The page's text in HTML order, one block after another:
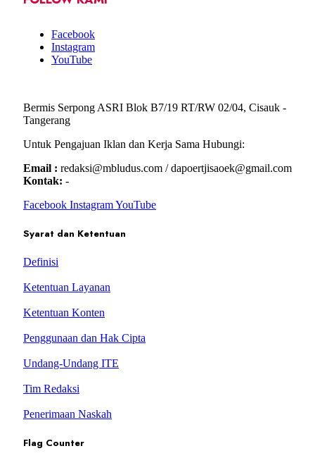
Facebook
Instagram
YouTube
Bermis Serpong ASRI Blok B7/19 RT/RW 02/04, Cisauk -
Tangerang
Untuk Pengajuan Iklan dan Kerja Sama Hubungi:
Email : redaksi@mbludus.com / dapoertjisaoek@gmail.com
Kontak: -
Facebook InstagramYouTube
Syarat dan Ketentuan
Definisi
Ketentuan Layanan
Ketentuan Konten
Penggunaan dan Hak Cipta
Undang-Undang ITE
Tim Redaksi
Penerimaan Naskah
Flag Counter